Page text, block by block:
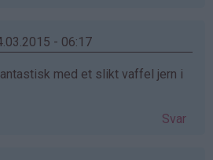
- 06:17
med et slikt vaffel jern i
Svar